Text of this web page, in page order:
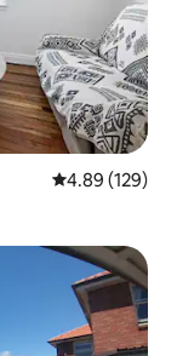
レビュー129
4.89 (129)